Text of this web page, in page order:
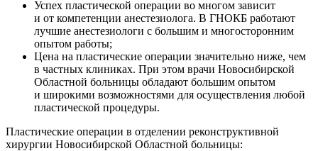
Успех пластической операции во многом зависит
и от компетенции анестезиолога. В ГНОКБ работают
лучшие анестезиологи с большим и многосторонним
опытом работы;
Цена на пластические операции значительно ниже, чем
в частных клиниках. При этом врачи Новосибирской
Областной больницы обладают большим опытом
и широкими возможностями для осуществления любой
пластической процедуры.
Пластические операции в отделении реконструктивной
хирургии Новосибирской Областной больницы: